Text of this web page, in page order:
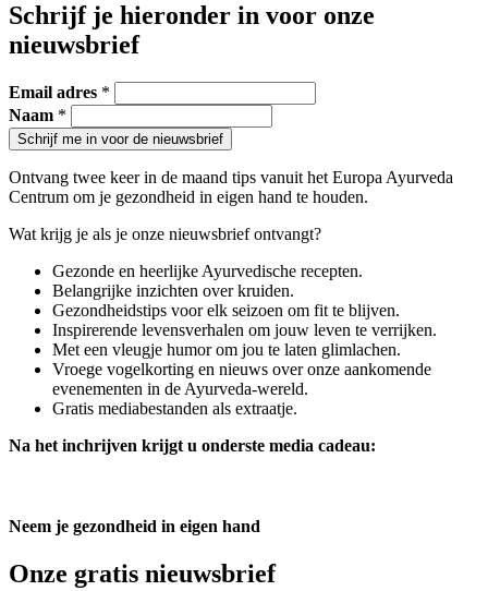
Schrijf je hieronder in voor onze
nieuwsbrief
Email adres *
Naam *
Ontvang twee keer in de maand tips vanuit het Europa Ayurveda
Centrum om je gezondheid in eigen hand te houden.
Wat krijg je als je onze nieuwsbrief ontvangt?
Gezonde en heerlijke Ayurvedische recepten.
Belangrijke inzichten over kruiden.
Gezondheidstips voor elk seizoen om fit te blijven.
Inspirerende levensverhalen om jouw leven te verrijken.
Met een vleugje humor om jou te laten glimlachen.
Vroege vogelkorting en nieuws over onze aankomende
evenementen in de Ayurveda-wereld.
Gratis mediabestanden als extraatje.
Na het inchrijven krijgt u onderste media cadeau:
Neem je gezondheid in eigen hand
Onze gratis nieuwsbrief